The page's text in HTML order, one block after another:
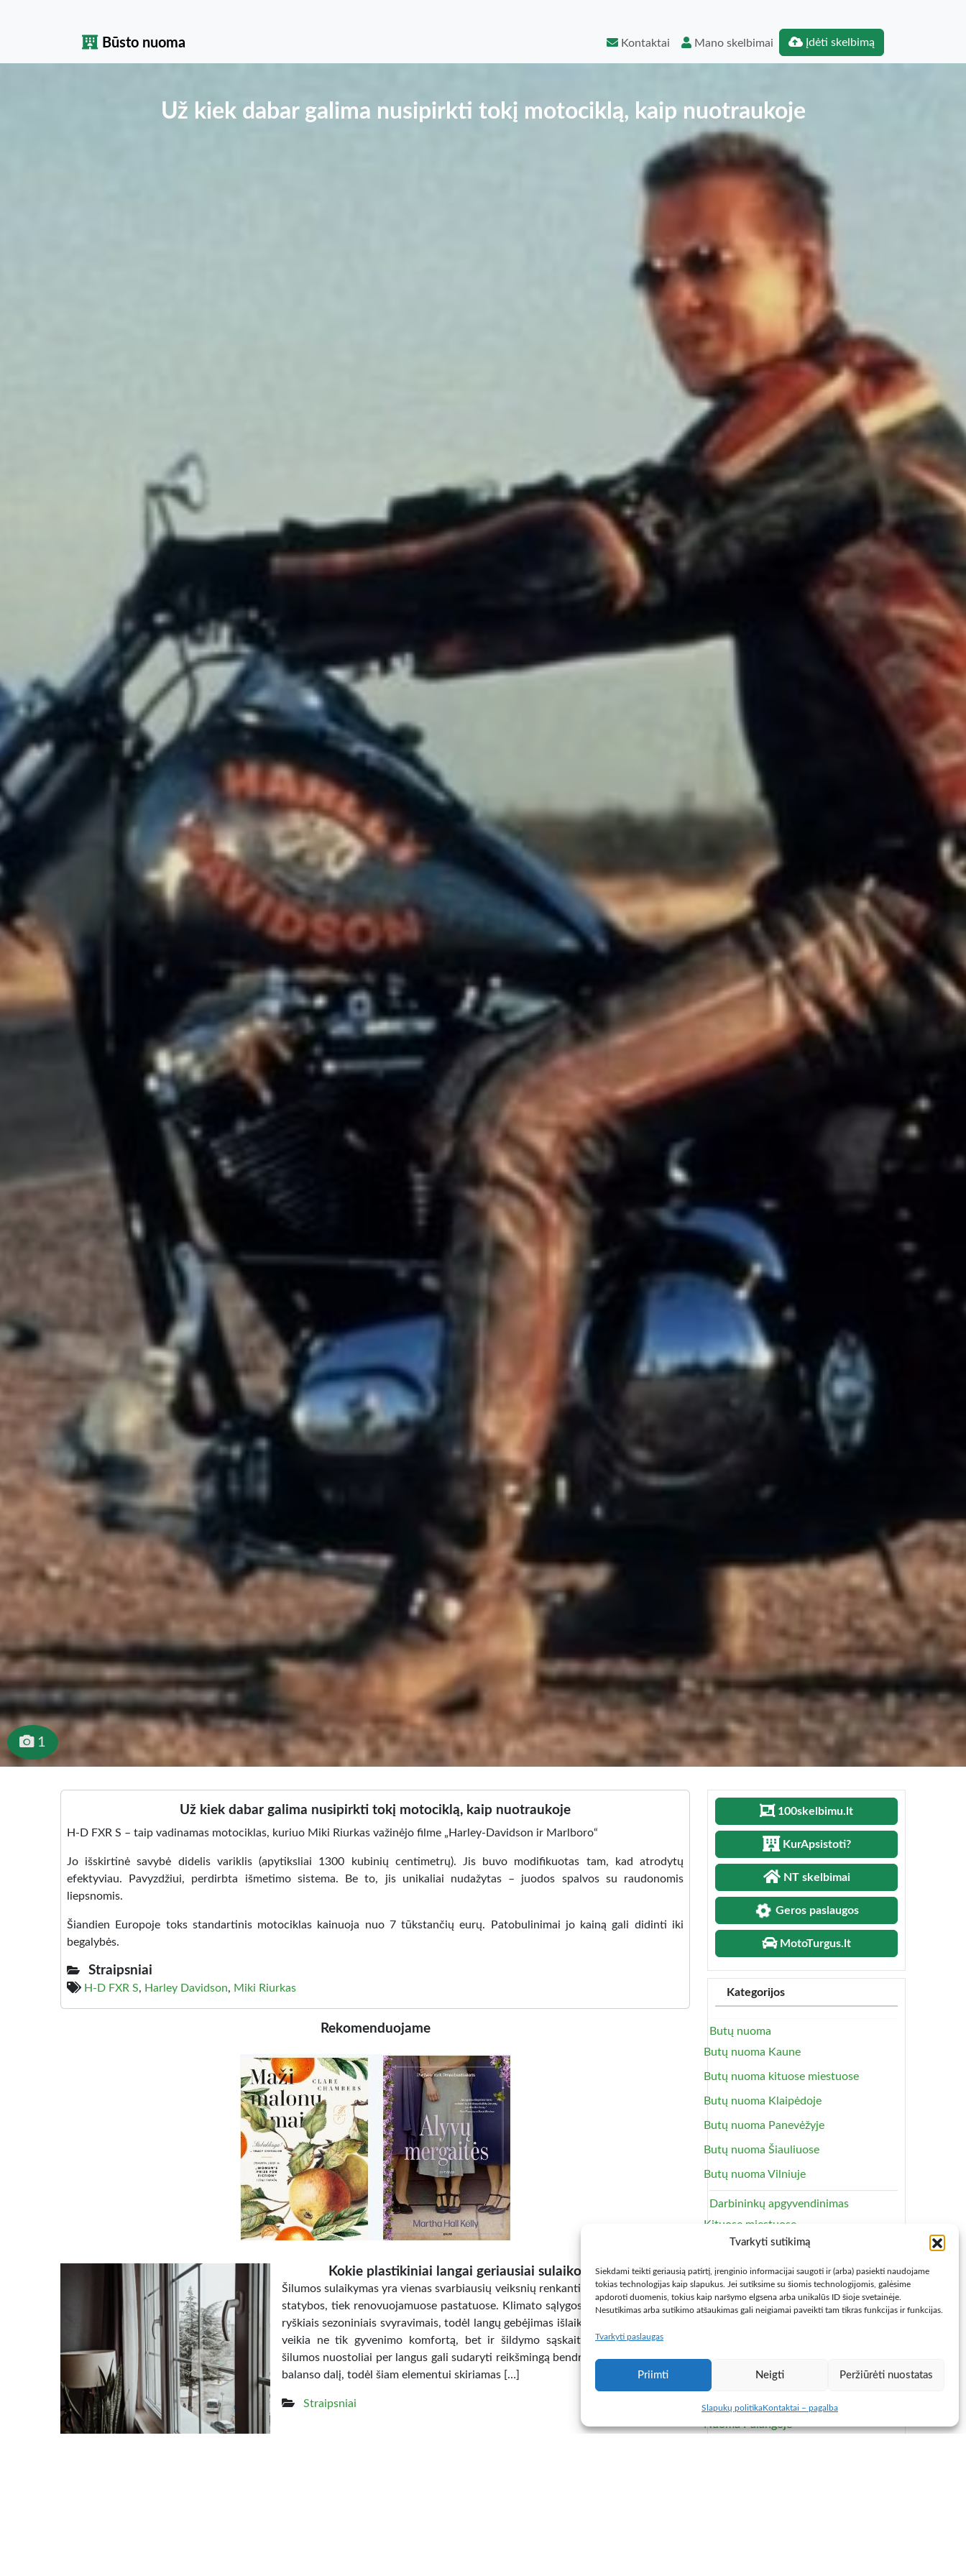
Tvarkyti sutikimą
Siekdami teikti geriausią patirtį, įrenginio informacijai saugoti ir (arba) pasiekti naudojame
tokias technologijas kaip slapukus. Jei sutiksime su šiomis technologijomis, galėsime
apdoroti duomenis, tokius kaip naršymo elgsena arba unikalūs ID šioje svetainėje.
Nesutikimas arba sutikimo atšaukimas gali neigiamai paveikti tam tikras funkcijas ir funkcijas.
Tvarkyti paslaugas
Priimti Neigti Peržiūrėti nuostatas
Slapukų politikaKontaktai – pagalba
Būsto nuoma Kontaktai Mano skelbimai Įdėti skelbimą
Už kiek dabar galima nusipirkti tokį motociklą, kaip nuotraukoje
1
Už kiek dabar galima nusipirkti tokį motociklą, kaip nuotraukoje
H-D FXR S – taip vadinamas motociklas, kuriuo Miki Riurkas važinėjo filme „Harley-Davidson ir Marlboro“
Jo išskirtinė savybė didelis variklis (apytiksliai 1300 kubinių centimetrų). Jis buvo modifikuotas tam, kad atrodytų
efektyviau. Pavyzdžiui, perdirbta išmetimo sistema. Be to, jis unikaliai nudažytas – juodos spalvos su raudonomis
liepsnomis.
Šiandien Europoje toks standartinis motociklas kainuoja nuo 7 tūkstančių eurų. Patobulinimai jo kainą gali didinti iki
begalybės.
Straipsniai
H-D FXR S, Harley Davidson, Miki Riurkas
Rekomenduojame
Kokie plastikiniai langai geriausiai sulaiko šilumą?
Šilumos sulaikymas yra vienas svarbiausių veiksnių renkantis langus tiek naujos
statybos, tiek renovuojamuose pastatuose. Klimato sąlygos Lietuvoje pasižymi
ryškiais sezoniniais svyravimais, todėl langų gebėjimas išlaikyti šilumą tiesiogiai
veikia ne tik gyvenimo komfortą, bet ir šildymo sąskaitas. Net ir nedideli
šilumos nuostoliai per langus gali sudaryti reikšmingą bendro pastato energijos
balanso dalį, todėl šiam elementui skiriamas […]
Straipsniai
100skelbimu.lt
KurApsistoti?
NT skelbimai
Geros paslaugos
MotoTurgus.lt
Kategorijos
Butų nuoma
Butų nuoma Kaune
Butų nuoma kituose miestuose
Butų nuoma Klaipėdoje
Butų nuoma Panevėžyje
Butų nuoma Šiauliuose
Butų nuoma Vilniuje
Darbininkų apgyvendinimas
Kituose miestuose
Vilniuje
Ieško
Buto ar namo
Kambariai Vilniuje
Kurortai
Nuoma Palangoje